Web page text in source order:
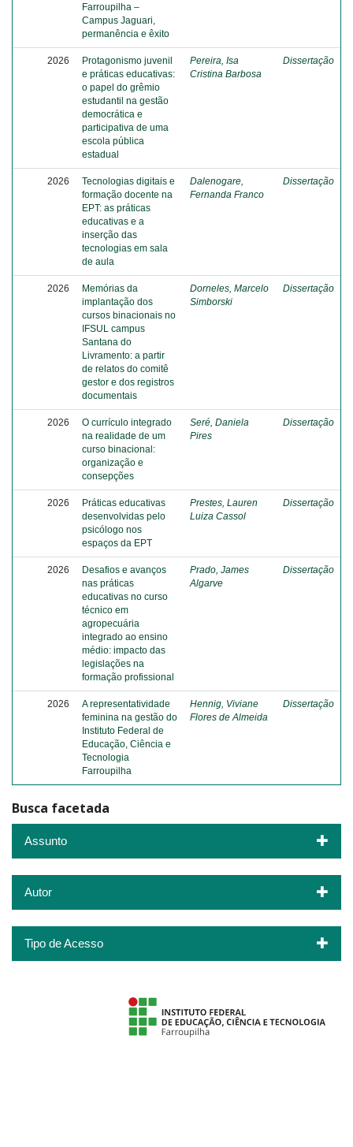
Farroupilha –
Campus Jaguari,
permanência e êxito
2026
Protagonismo juvenil
e práticas educativas:
o papel do grêmio
estudantil na gestão
democrática e
participativa de uma
escola pública
estadual
Pereira, Isa
Cristina Barbosa
Dissertação
2026
Tecnologias digitais e
formação docente na
EPT: as práticas
educativas e a
inserção das
tecnologias em sala
de aula
Dalenogare,
Fernanda Franco
Dissertação
2026
Memórias da
implantação dos
cursos binacionais no
IFSUL campus
Santana do
Livramento: a partir
de relatos do comitê
gestor e dos registros
documentais
Dorneles, Marcelo
Simborski
Dissertação
2026
O currículo integrado
na realidade de um
curso binacional:
organização e
consepções
Seré, Daniela
Pires
Dissertação
2026
Práticas educativas
desenvolvidas pelo
psicólogo nos
espaços da EPT
Prestes, Lauren
Luiza Cassol
Dissertação
2026
Desafios e avanços
nas práticas
educativas no curso
técnico em
agropecuária
integrado ao ensino
médio: impacto das
legislações na
formação profissional
Prado, James
Algarve
Dissertação
2026
A representatividade
feminina na gestão do
Instituto Federal de
Educação, Ciência e
Tecnologia
Farroupilha
Hennig, Viviane
Flores de Almeida
Dissertação
Busca facetada
Assunto
Autor
Tipo de Acesso